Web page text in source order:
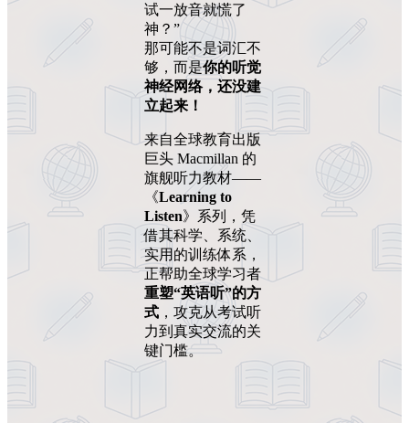
试一放音就慌了
神？”
那可能不是词汇不
够，而是你的听觉
神经网络，还没建
立起来！
来自全球教育出版
巨头 Macmillan 的
旗舰听力教材——
《Learning to
Listen》系列，凭
借其科学、系统、
实用的训练体系，
正帮助全球学习者
重塑“英语听”的方
式 ，攻克从考试听
力到真实交流的关
键门槛。